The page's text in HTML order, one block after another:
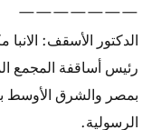
———————
الدكتور الأسقف:
رئيس أساقفة المجمع
بمصر والشرق الأوسط
الرسولية.